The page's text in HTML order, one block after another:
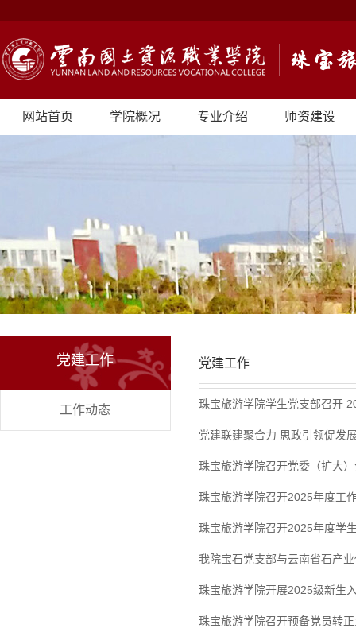
网站首页 学院概况 专业介绍 师资建设
党建工作
工作动态
党建工作
珠宝旅游学院学生党支部召开
党建联建聚合力 思政引领促发
珠宝旅游学院召开党委（扩大
珠宝旅游学院召开2025年度工
珠宝旅游学院召开2025年度学
我院宝石党支部与云南省石产
珠宝旅游学院开展2025级新生
珠宝旅游学院召开预备党员转